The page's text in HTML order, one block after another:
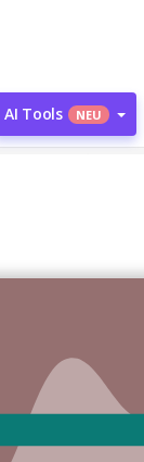
AI Tools NEU
Progress